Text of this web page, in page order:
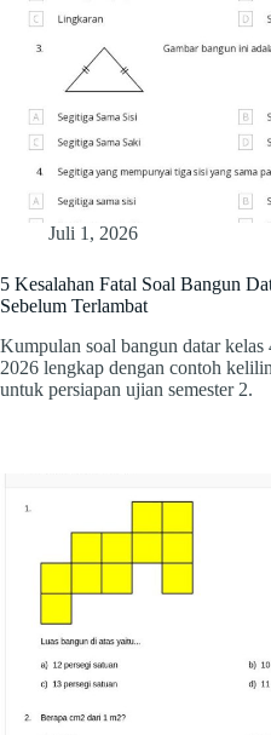
Juli 1, 2026
5 Kesalahan Fatal Soal Bangun
Sebelum Terlambat
Kumpulan soal bangun datar
2026 lengkap dengan contoh
untuk persiapan ujian semester 2.